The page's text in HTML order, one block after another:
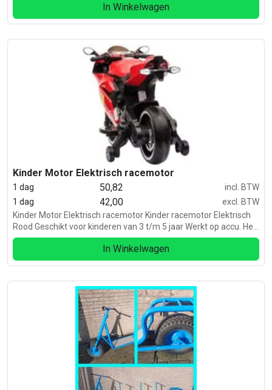
In Winkelwagen
Kinder Motor Elektrisch racemotor
1 dag 50,82
incl. BTW
1 dag
42,00
excl. BTW
Kinder Motor Elektrisch racemotor Kinder racemotor Elektrisch
Rood Geschikt voor kinderen van 3 t/m 5 jaar Werkt op accu. Het
betreft hier een huurartikel.
In Winkelwagen